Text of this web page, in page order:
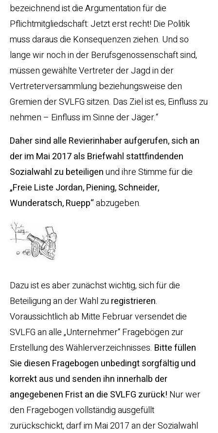
bezeichnend ist die Argumentation für die
Pflichtmitgliedschaft: Jetzt erst recht! Die Politik
muss daraus die Konsequenzen ziehen. Und so
lange wir noch in der Berufsgenossenschaft sind,
müssen gewählte Vertreter der Jagd in der
Vertreterversammlung beziehungsweise den
Gremien der SVLFG sitzen. Das Ziel ist es, Einfluss zu
nehmen – Einfluss im Sinne der Jäger.“
Daher sind alle Revierinhaber aufgerufen, sich an
der im Mai 2017 als Briefwahl stattfindenden
Sozialwahl zu beteiligenund ihre Stimme für die
„Freie Liste Jordan, Piening, Schneider,
Wunderatsch, Ruepp“abzugeben.
Dazu ist es aber zunächst wichtig, sich für die
Beteiligung an der Wahl zu registrieren.
Voraussichtlich ab Mitte Februar versendet die
SVLFG an alle „Unternehmer“ Fragebögen zur
Erstellung des Wählerverzeichnisses. Bitte füllen
Sie diesen Fragebogen unbedingt sorgfältig und
korrekt aus und senden ihn innerhalb der
angegebenen Frist an die SVLFG zurück! Nur wer
den Fragebogen vollständig ausgefüllt
zurückschickt, darf im Mai 2017 an der Sozialwahl